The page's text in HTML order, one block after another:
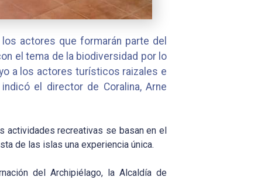
actores que formarán parte del
el tema de la biodiversidad por lo
a los actores turísticos raizales e
el director de Coralina, Arne
actividades recreativas se basan en el
de las islas una experiencia única.
del Archipiélago, la Alcaldía de